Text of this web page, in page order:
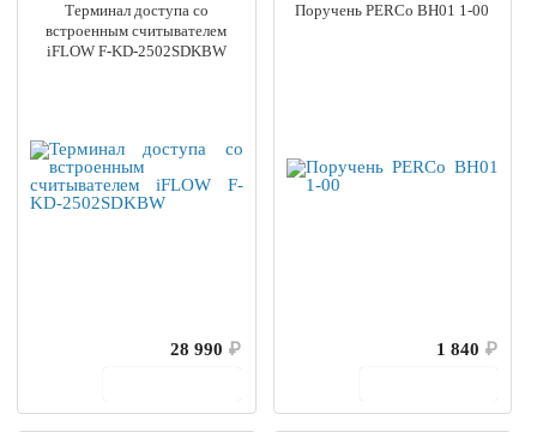
Терминал доступа со
встроенным считывателем
iFLOW F-KD-2502SDKBW
28 990 ₽
Поручень PERCo BH01 1-00
1 840 ₽